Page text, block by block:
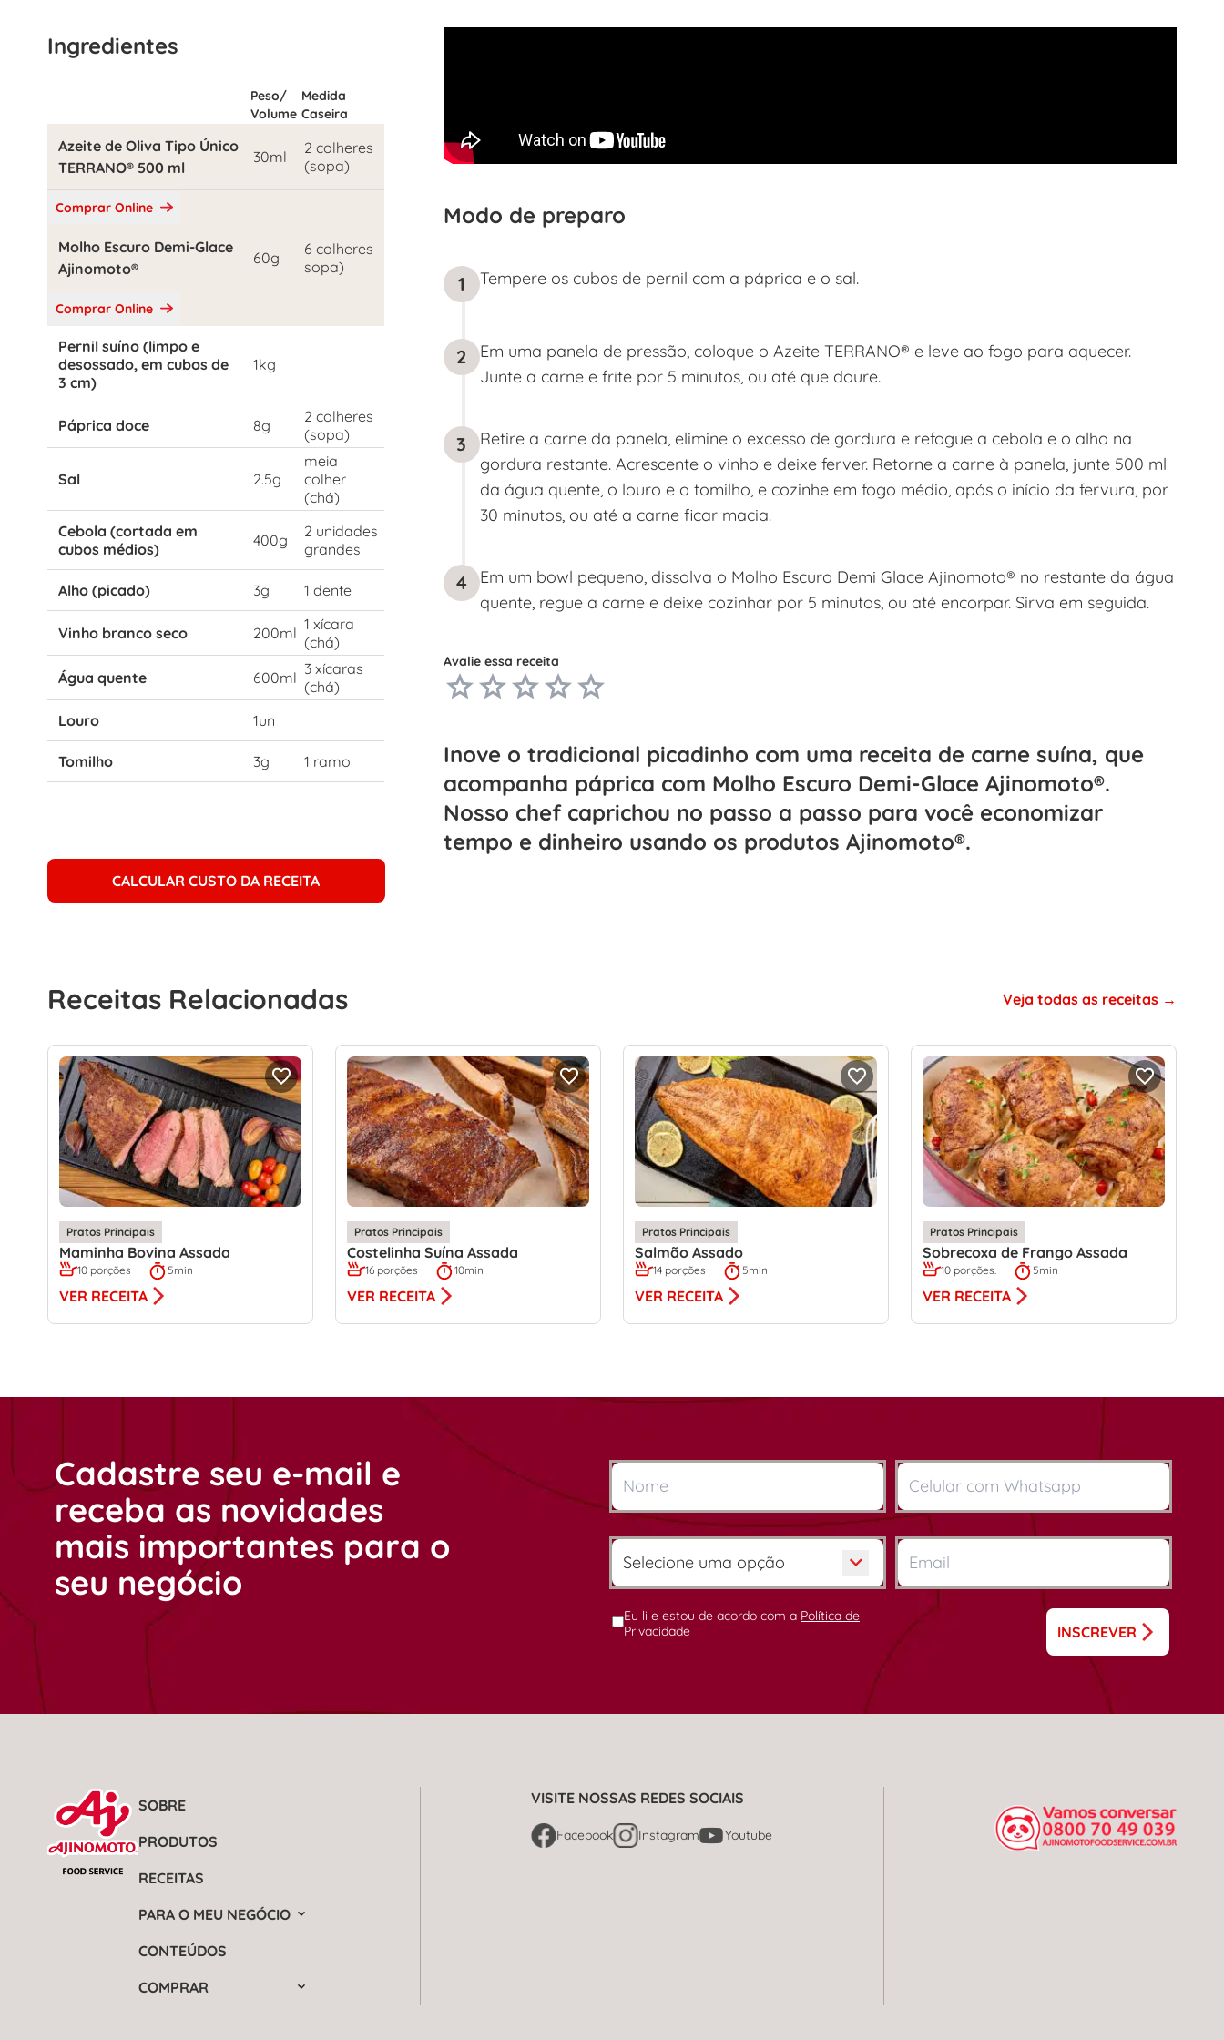
Ingredientes
Peso/
Volume
Medida
Caseira
Azeite de Oliva Tipo Único
TERRANO® 500 ml
30ml
2 colheres
(sopa)
Comprar Online
Molho Escuro Demi-Glace
Ajinomoto®
60g
6 colheres
sopa)
Comprar Online
Pernil suíno (limpo e
desossado, em cubos de
3 cm)
1kg
Páprica doce 8g
2 colheres
(sopa)
Sal 2.5g
meia
colher
(chá)
Cebola (cortada em
cubos médios)
400g
2 unidades
grandes
Alho (picado) 3g 1 dente
Vinho branco seco 200ml 1 xícara
(chá)
Água quente
600ml 3 xícaras
(chá)
Louro
1un
Tomilho 3g 1 ramo
CALCULAR CUSTO DA RECEITA
Modo de preparo
1 Tempere os cubos de pernil com a páprica e o sal.
2
Em uma panela de pressão, coloque o Azeite TERRANO® e leve ao fogo para aquecer.
Junte a carne e frite por 5 minutos, ou até que doure.
3
Retire a carne da panela, elimine o excesso de gordura e refogue a cebola e o alho na
gordura restante. Acrescente o vinho e deixe ferver. Retorne a carne à panela, junte 500 ml
da água quente, o louro e o tomilho, e cozinhe em fogo médio, após o início da fervura, por
30 minutos, ou até a carne ficar macia.
4
Em um bowl pequeno, dissolva o Molho Escuro Demi Glace Ajinomoto® no restante da água
quente, regue a carne e deixe cozinhar por 5 minutos, ou até encorpar. Sirva em seguida.
Avalie essa receita
Inove o tradicional picadinho com uma receita de carne suína, que
acompanha páprica com Molho Escuro Demi-Glace Ajinomoto®.
Nosso chef caprichou no passo a passo para você economizar
tempo e dinheiro usando os produtos Ajinomoto®.
Receitas Relacionadas Veja todas as receitas
Pratos Principais
Maminha Bovina Assada
10 porções 5min
VER RECEITA
Pratos Principais
Costelinha Suína Assada
16 porções 10min
VER RECEITA
Pratos Principais
Salmão Assado
14 porções 5min
VER RECEITA
Pratos Principais
Sobrecoxa de Frango Assada
10 porções. 5min
VER RECEITA
Cadastre seu e-mail e
receba as novidades
mais importantes para o
seu negócio
Eu li e estou de acordo com a Política de
Privacidade
INSCREVER
SOBRE
PRODUTOS
RECEITAS
PARA O MEU NEGÓCIO
CONTEÚDOS
COMPRAR
VISITE NOSSAS REDES SOCIAIS
Facebook Instagram Youtube